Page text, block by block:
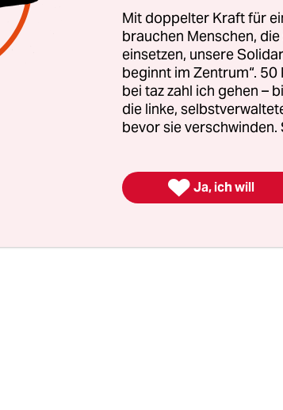
entwickelt hat, denn sie führen
einem ärmlichen Viertel der
früher erwachsen, als sie
sind Jugendliche, Kinder von
Ein Aufwachsen in diesem
zwangsläufig zur Verrohung, zu
Mit doppelter Kraft für
brauchen Menschen,
einsetzen, unsere
beginnt im Zentrum“.
bei taz zahl ich gehen –
die linke,
bevor sie verschwinden.
 Ja, ich will